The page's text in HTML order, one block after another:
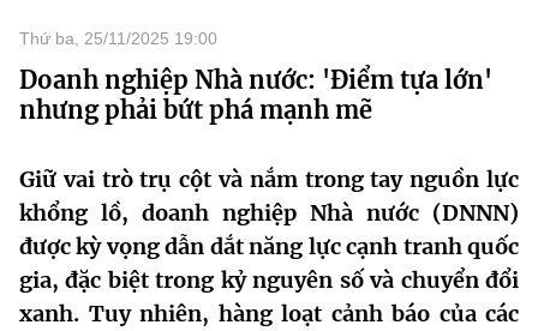
Danh mục
Trang chủ
Giới thiệu
Chức năng nhiệm vụ
Cơ cấu tổ chức
Tin tức sự kiện
Khoa học và Công nghệ
Dịch vụ công
Thứ ba, 25/11/2025 19:00
Doanh nghiệp Nhà nước: 'Điểm tựa lớn'
nhưng phải bứt phá mạnh mẽ
Giữ vai trò trụ cột và nắm trong tay nguồn lực
khổng lồ, doanh nghiệp Nhà nước (DNNN)
được kỳ vọng dẫn dắt năng lực cạnh tranh quốc
gia, đặc biệt trong kỷ nguyên số và chuyển đổi
xanh. Tuy nhiên, hàng loạt cảnh báo của các